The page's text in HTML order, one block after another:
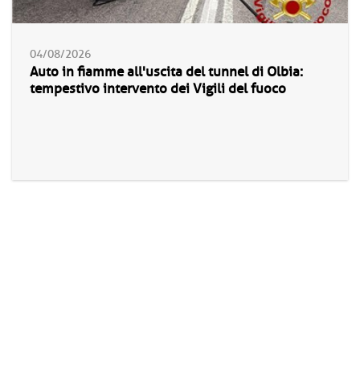
04/08/2026
Auto in fiamme all'uscita del tunnel di Olbia:
tempestivo intervento dei Vigili del fuoco